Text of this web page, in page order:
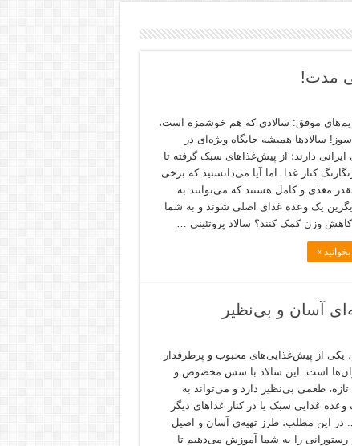
مدت!
موفق: سالادی که هم خوشمزه است،
سالادها همیشه جایگاه ویژه‌ای در
دارند؛ از پیش‌غذاهای سبک گرفته تا
کنار غذا. اما آیا می‌دانستید که برخی
مغذی و کامل هستند که می‌توانند به
یک وعده غذای اصلی شوند و به شما
وزن کمک کنند؟ سالاد پروتئینی …
»
آسان و بی‌نظیر
یکی از پیش‌غذایی‌های محبوب و پرطرفدار
است. این سالاد با سس مخصوص و
طعمی بی‌نظیر دارد و می‌تواند به
غذایی سبک یا در کنار غذاهای دیگر
در این مطلب، طرز تهیه‌ی آسان و اصیل
رستورانی را به شما آموزش می‌دهیم تا